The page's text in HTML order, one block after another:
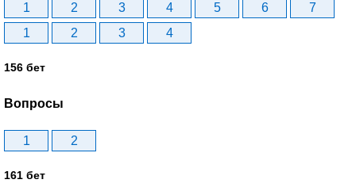
1 2 3 4 5 6
7
1
2 3 4
156 бет
Вопросы
1 2
161 бет